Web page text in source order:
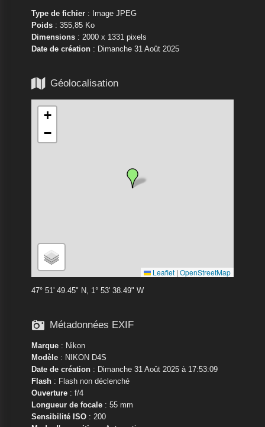
Type de fichier: Image JPEG
Poids: 355,85 Ko
Dimensions: 2000 x 1331 pixels
Date de création: Dimanche 31 Août 2025
 Géolocalisation
+
−
Leaflet | OpenStreetMap
47° 51' 49.45" N, 1° 53' 38.49" W
 Métadonnées EXIF
Marque: Nikon
Modèle: NIKON D4S
Date de création: Dimanche 31 Août 2025 à 17:53:09
Flash: Flash non déclenché
Ouverture: f/4
Longueur de focale: 55 mm
Sensibilité ISO: 200